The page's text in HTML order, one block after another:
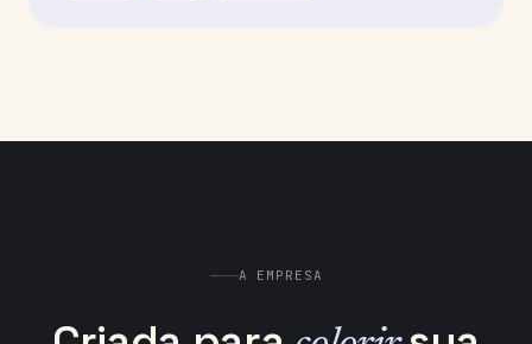
A EMPRESA